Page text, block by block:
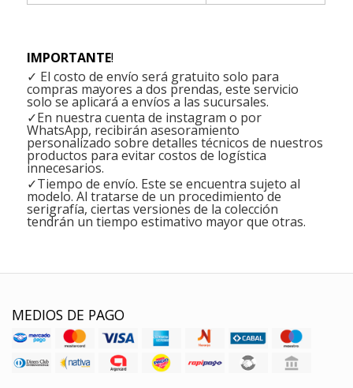
IMPORTANTE!
✓ El costo de envío será gratuito solo para
compras mayores a dos prendas, este servicio
solo se aplicará a envíos a las sucursales.
✓En nuestra cuenta de instagram o por
WhatsApp, recibirán asesoramiento
personalizado sobre detalles técnicos de nuestros
productos para evitar costos de logística
innecesarios.
✓Tiempo de envío. Este se encuentra sujeto al
modelo. Al tratarse de un procedimiento de
serigrafía, ciertas versiones de la colección
tendrán un tiempo estimativo mayor que otras.
MEDIOS DE PAGO